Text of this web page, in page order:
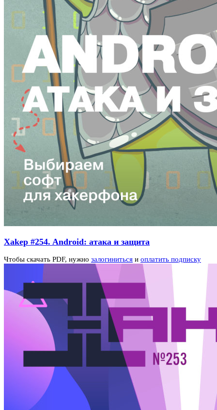
Xakep #254. Android: атака и защита
Чтобы скачать PDF, нужно залогиниться и оплатить подписку